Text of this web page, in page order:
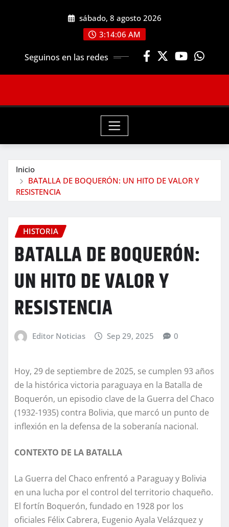
sábado, 8 agosto 2026
3:14:08 AM
Seguinos en las redes
Inicio
BATALLA DE BOQUERÓN: UN HITO DE VALOR Y
RESISTENCIA
HISTORIA
BATALLA DE BOQUERÓN:
UN HITO DE VALOR Y
RESISTENCIA
Editor Noticias Sep 29, 2025 0
Hoy, 29 de septiembre de 2025, se cumplen 93 años
de la histórica victoria paraguaya en la Batalla de
Boquerón, un episodio clave de la Guerra del Chaco
(1932-1935) contra Bolivia, que marcó un punto de
inflexión en la defensa de la soberanía nacional.
CONTEXTO DE LA BATALLA
La Guerra del Chaco enfrentó a Paraguay y Bolivia
en una lucha por el control del territorio chaqueño.
El fortín Boquerón, fundado en 1928 por los
oficiales Félix Cabrera, Eugenio Ayala Velázquez y